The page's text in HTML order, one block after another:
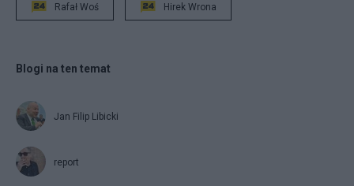
Rafał Woś Hirek Wrona
Blogi na ten temat
Jan Filip Libicki
report